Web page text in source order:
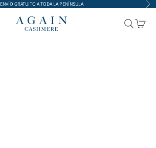
ENVÍO GRATUITO A TODA LA PENÍNSULA
AGAIN Cashmere Buscar
Cesta